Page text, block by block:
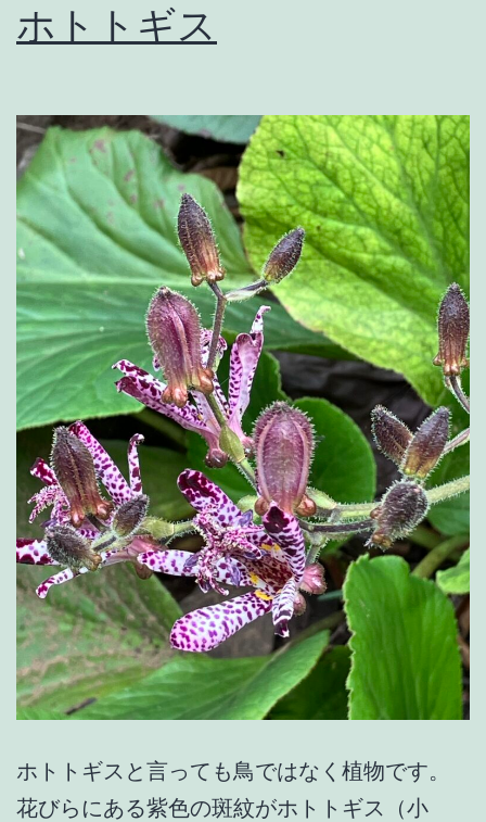
ホトトギス
ホトトギスと言っても鳥ではなく植物です。
花びらにある紫色の斑紋がホトトギス（小